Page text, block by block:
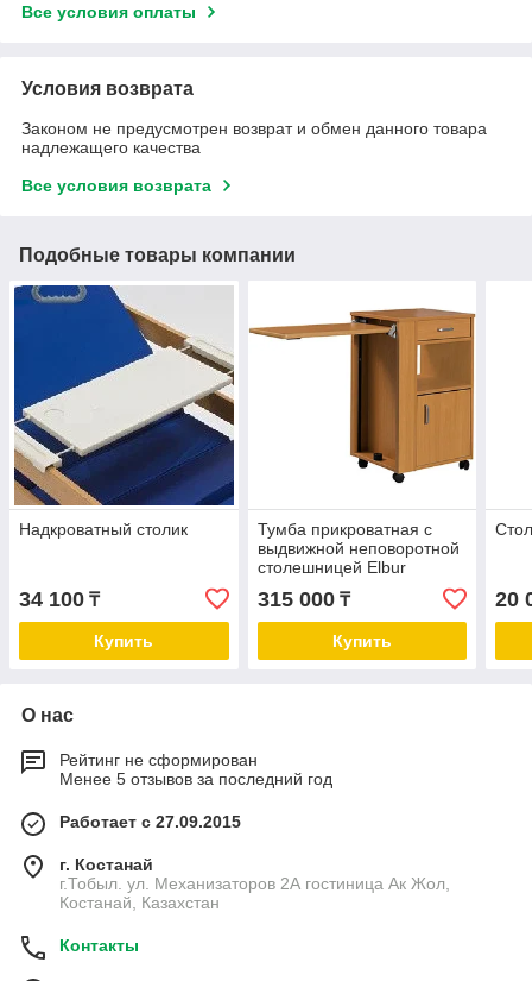
Все условия оплаты
Условия возврата
Законом не предусмотрен возврат и обмен данного товара
надлежащего качества
Все условия возврата
Подобные товары компании
Надкроватный столик
34 100 ₸
Купить
Тумба прикроватная с
выдвижной неповоротной
столешницей Elbur
315 000₸
Купить
20
О нас
Рейтинг не сформирован
Менее 5 отзывов за последний год
Работает с 27.09.2015
г. Костанай
г.Тобыл. ул. Механизаторов 2А гостиница Ак Жол,
Костанай, Казахстан
Контакты